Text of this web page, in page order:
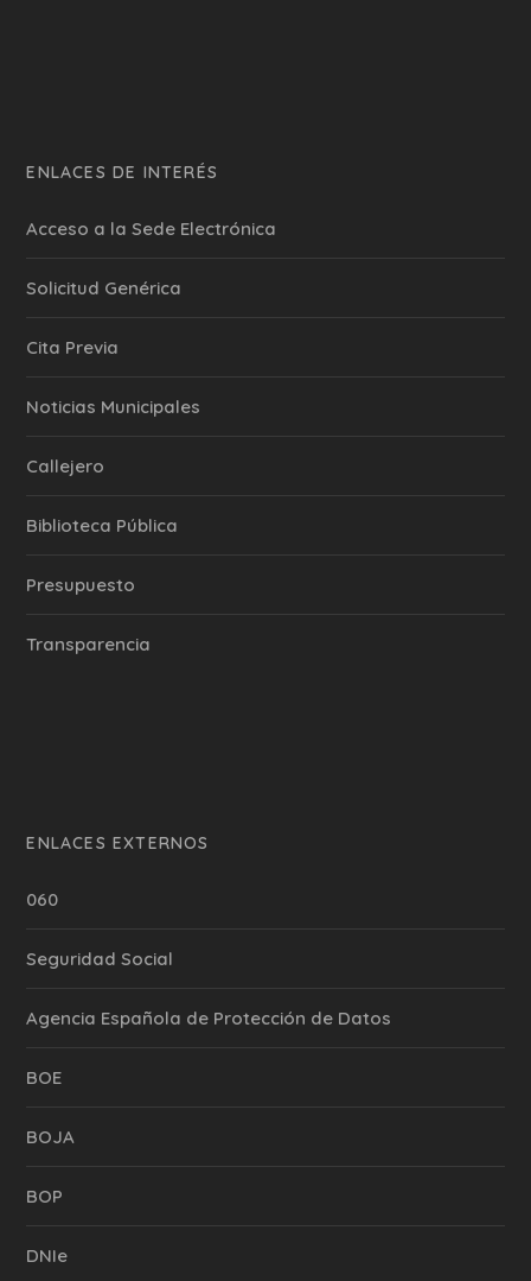
ENLACES DE INTERÉS
Acceso a la Sede Electrónica
Solicitud Genérica
Cita Previa
‎Noticias Municipales
Callejero
Biblioteca Pública
Presupuesto
Transparencia
ENLACES EXTERNOS
060
Seguridad Social
Agencia Española de Protección de Datos
BOE
BOJA
BOP
DNIe